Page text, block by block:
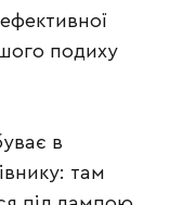
подиху
в
там